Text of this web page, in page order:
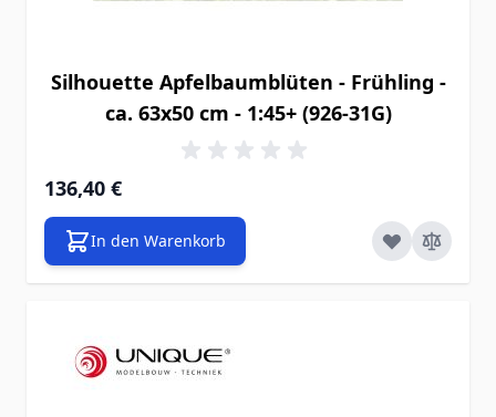
Silhouette Apfelbaumblüten - Frühling -
ca. 63x50 cm - 1:45+ (926-31G)
136,40 €
In den Warenkorb